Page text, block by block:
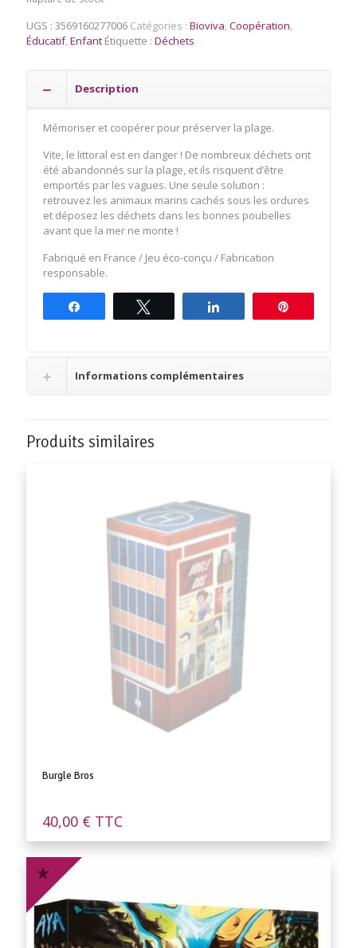
UGS : 3569160277006 Catégories : Bioviva Coopération
Éducatif, Enfant Étiquette : Déchets
Description
Mémoriser et coopérer pour préserver la plage.
Vite, le littoral est en danger ! De nombreux déchets ont
été abandonnés sur la plage, et ils risquent d’être
emportés par les vagues. Une seule solution :
retrouvez les animaux marins cachés sous les ordures
et déposez les déchets dans les bonnes poubelles
avant que la mer ne monte !
Fabriqué en France / Jeu éco-conçu / Fabrication
responsable.
Informations complémentaires
Produits similaires
Burgle Bros
40,00 € TTC